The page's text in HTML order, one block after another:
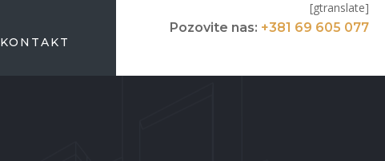
KONTAKT
[gtranslate]
Pozovite nas: +381 69 605 077